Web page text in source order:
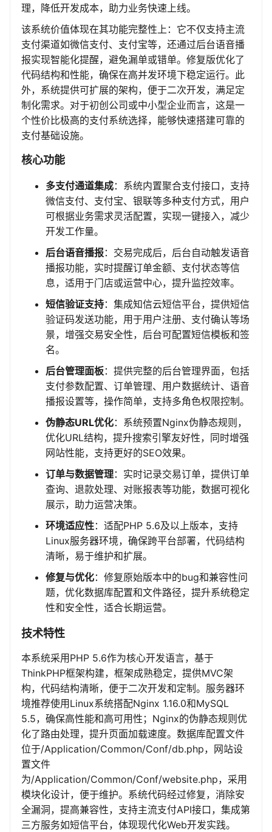
理，降低开发成本，助力业务快速上线。
该系统价值体现在其功能完整性上：它不仅支持主流
支付渠道如微信支付、支付宝等，还通过后台语音播
报实现智能化提醒，避免漏单或错单。修复版优化了
代码结构和性能，确保在高并发环境下稳定运行。此
外，系统提供可扩展的架构，便于二次开发，满足定
制化需求。对于初创公司或中小型企业而言，这是一
个性价比极高的支付系统选择，能够快速搭建可靠的
支付基础设施。
核心功能
多支付通道集成：系统内置聚合支付接口，支持
微信支付、支付宝、银联等多种支付方式，用户
可根据业务需求灵活配置，实现一键接入，减少
开发工作量。
后台语音播报：交易完成后，后台自动触发语音
播报功能，实时提醒订单金额、支付状态等信
息，适用于门店或运营中心，提升监控效率。
短信验证支持：集成知信云短信平台，提供短信
验证码发送功能，用于用户注册、支付确认等场
景，增强交易安全性，后台可配置短信模板和签
名。
后台管理面板：提供完整的后台管理界面，包括
支付参数配置、订单管理、用户数据统计、语音
播报设置等，操作简单，支持多角色权限控制。
伪静态URL优化：系统预置Nginx伪静态规则，
优化URL结构，提升搜索引擎友好性，同时增强
网站性能，支持更好的SEO效果。
订单与数据管理：实时记录交易订单，提供订单
查询、退款处理、对账报表等功能，数据可视化
展示，助力运营决策。
环境适应性：适配PHP 5.6及以上版本，支持
Linux服务器环境，确保跨平台部署，代码结构
清晰，易于维护和扩展。
修复与优化：修复原始版本中的bug和兼容性问
题，优化数据库配置和文件路径，提升系统稳定
性和安全性，适合长期运营。
技术特性
本系统采用PHP 5.6作为核心开发语言，基于
ThinkPHP框架构建，框架成熟稳定，提供MVC架
构，代码结构清晰，便于二次开发和定制。服务器环
境推荐使用Linux系统搭配Nginx 1.16.0和MySQL
5.5，确保高性能和高可用性；Nginx的伪静态规则优
化了路由处理，提升页面加载速度。数据库配置文件
位于/Application/Common/Conf/db.php，网站设
置文件
为/Application/Common/Conf/website.php，采用
模块化设计，便于维护。系统代码经过修复，消除安
全漏洞，提高兼容性，支持主流支付API接口，集成第
三方服务如短信平台，体现现代化Web开发实践。